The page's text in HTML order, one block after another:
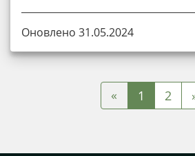
Оновлено 31.05.2024
« 1 2